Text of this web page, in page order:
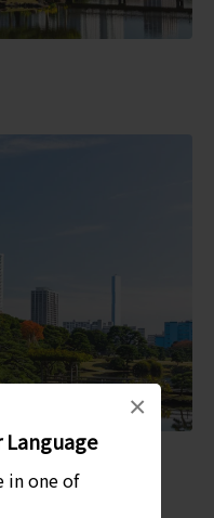
Language
in one of
×